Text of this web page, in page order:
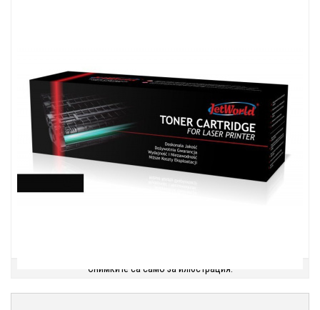
Снимките са само за илюстрация.